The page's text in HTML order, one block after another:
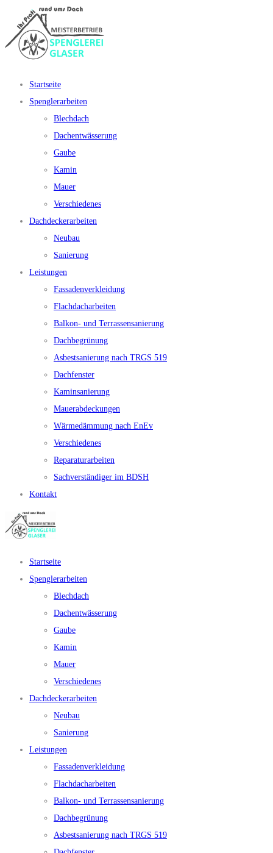
Startseite
Spenglerarbeiten
Blechdach
Dachentwässerung
Gaube
Kamin
Mauer
Verschiedenes
Dachdeckerarbeiten
Neubau
Sanierung
Leistungen
Fassadenverkleidung
Flachdacharbeiten
Balkon- und Terrassensanierung
Dachbegrünung
Asbestsanierung nach TRGS 519
Dachfenster
Kaminsanierung
Mauerabdeckungen
Wärmedämmung nach EnEv
Verschiedenes
Reparaturarbeiten
Sachverständiger im BDSH
Kontakt
Startseite
Spenglerarbeiten
Blechdach
Dachentwässerung
Gaube
Kamin
Mauer
Verschiedenes
Dachdeckerarbeiten
Neubau
Sanierung
Leistungen
Fassadenverkleidung
Flachdacharbeiten
Balkon- und Terrassensanierung
Dachbegrünung
Asbestsanierung nach TRGS 519